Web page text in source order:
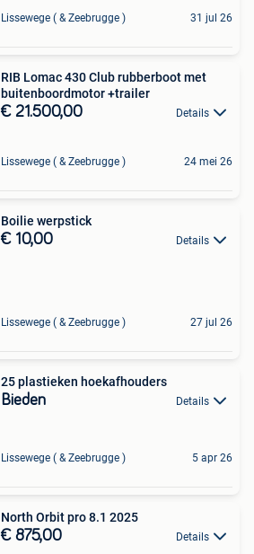
Lissewege ( & Zeebrugge ) 31 jul 26
RIB Lomac 430 Club rubberboot met
buitenboordmotor +trailer
€ 21.500,00 Details
Lissewege ( & Zeebrugge ) 24 mei 26
Boilie werpstick
€ 10,00 Details
Lissewege ( & Zeebrugge ) 27 jul 26
25 plastieken hoekafhouders
Bieden Details
Lissewege ( & Zeebrugge ) 5 apr 26
North Orbit pro 8.1 2025
€ 875,00 Details